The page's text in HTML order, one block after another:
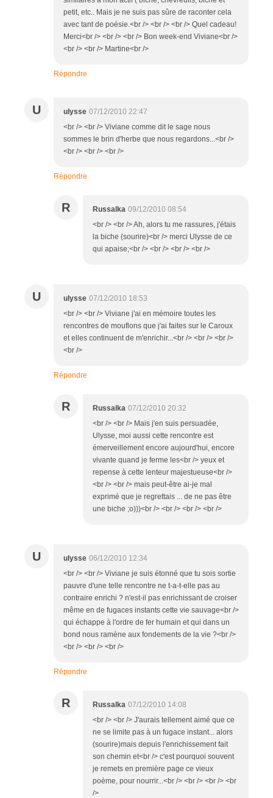
petit, etc.. Mais je ne suis pas sûre de raconter cela
avec tant de poésie.<br /> <br /> <br /> Quel cadeau!
Merci<br /> <br /> <br /> Bon week-end Viviane<br />
<br /> <br /> Martine<br />
Répondre
U ulysse 07/12/2010 22:47
<br /> <br /> Viviane comme dit le sage nous
sommes le brin d'herbe que nous regardons...<br />
<br /> <br /> <br />
Répondre
R Russalka 09/12/2010 08:54
<br /> <br /> Ah, alors tu me rassures, j'étais
la biche (sourire)<br /> merci Ulysse de ce
qui apaise;<br /> <br /> <br /> <br />
U ulysse 07/12/2010 18:53
<br /> <br /> Viviane j'ai en mémoire toutes les
rencontres de mouflons que j'ai faites sur le Caroux
et elles continuent de m'enrichir...<br /> <br /> <br />
<br />
Répondre
R Russalka 07/12/2010 20:32
<br /> <br /> Mais j'en suis persuadée,
Ulysse, moi aussi cette rencontre est
émerveillement encore aujourd'hui, encore
vivante quand je ferme les<br /> yeux et
repense à cette lenteur majestueuse<br />
<br /> <br /> mais peut-être ai-je mal
exprimé que je regrettais ... de ne pas être
une biche ;o)))<br /> <br /> <br /> <br />
U ulysse 06/12/2010 12:34
<br /> <br /> Viviane je suis étonné que tu sois sortie
pauvre d'une telle rencontre ne t-a-t-elle pas au
contraire enrichi ? n'est-il pas enrichissant de croiser
même en de fugaces instants cette vie sauvage<br />
qui échappe à l'ordre de fer humain et qui dans un
bond nous ramène aux fondements de la vie ?<br />
<br /> <br /> <br />
Répondre
R Russalka 07/12/2010 14:08
<br /> <br /> J'aurais tellement aimé que ce
ne se limite pas à un fugace instant... alors
(sourire)mais depuis l'enrichissement fait
son chemin et<br /> c'est pourquoi souvent
je remets en première page ce vieux
poème, pour nourrir...<br /> <br /> <br /> <br
/>